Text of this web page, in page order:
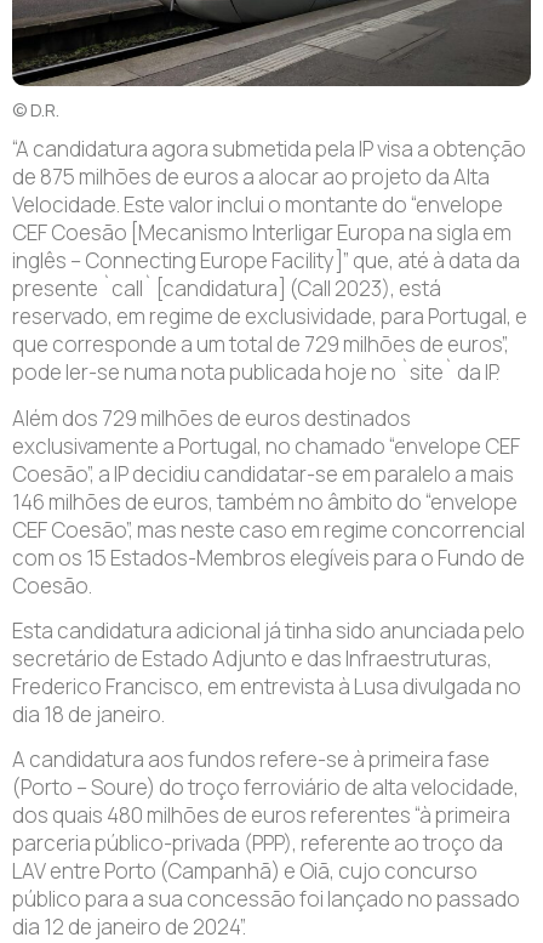
© D.R.
“A candidatura agora submetida pela IP visa a obtenção
de 875 milhões de euros a alocar ao projeto da Alta
Velocidade. Este valor inclui o montante do “envelope
CEF Coesão [Mecanismo Interligar Europa na sigla em
inglês – Connecting Europe Facility]” que, até à data da
presente `call` [candidatura] (Call 2023), está
reservado, em regime de exclusividade, para Portugal, e
que corresponde a um total de 729 milhões de euros”,
pode ler-se numa nota publicada hoje no `site` da IP.
Além dos 729 milhões de euros destinados
exclusivamente a Portugal, no chamado “envelope CEF
Coesão”, a IP decidiu candidatar-se em paralelo a mais
146 milhões de euros, também no âmbito do “envelope
CEF Coesão”, mas neste caso em regime concorrencial
com os 15 Estados-Membros elegíveis para o Fundo de
Coesão.
Esta candidatura adicional já tinha sido anunciada pelo
secretário de Estado Adjunto e das Infraestruturas,
Frederico Francisco, em entrevista à Lusa divulgada no
dia 18 de janeiro.
A candidatura aos fundos refere-se à primeira fase
(Porto – Soure) do troço ferroviário de alta velocidade,
dos quais 480 milhões de euros referentes “à primeira
parceria público-privada (PPP), referente ao troço da
LAV entre Porto (Campanhã) e Oiã, cujo concurso
público para a sua concessão foi lançado no passado
dia 12 de janeiro de 2024”.